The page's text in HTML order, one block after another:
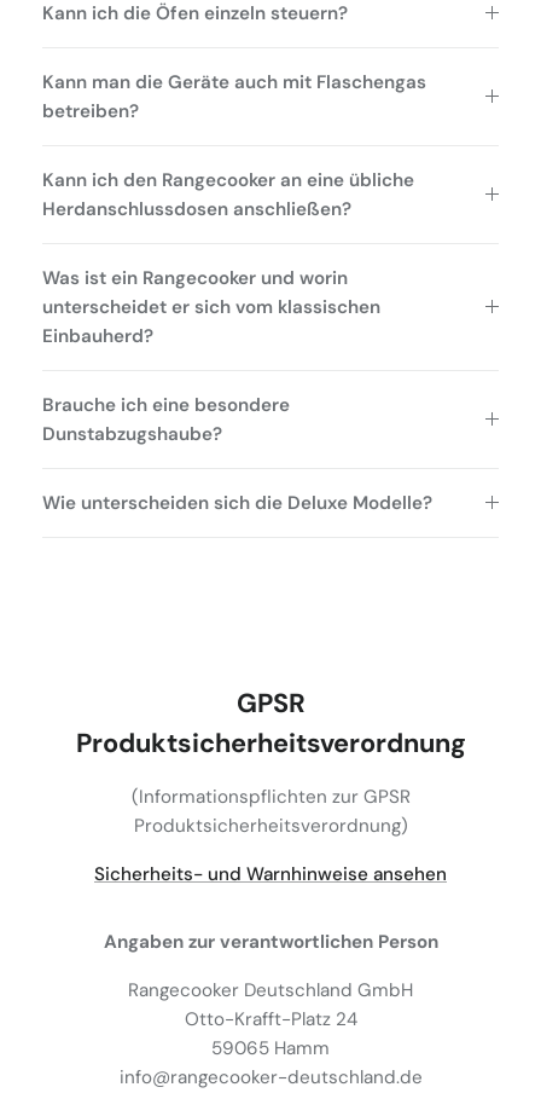
Kann ich die Öfen einzeln steuern?
Kann man die Geräte auch mit Flaschengas
betreiben?
Kann ich den Rangecooker an eine übliche
Herdanschlussdosen anschließen?
Was ist ein Rangecooker und worin
unterscheidet er sich vom klassischen
Einbauherd?
Brauche ich eine besondere
Dunstabzugshaube?
Wie unterscheiden sich die Deluxe Modelle?
GPSR
Produktsicherheitsverordnung
(Informationspflichten zur GPSR
Produktsicherheitsverordnung)
Sicherheits- und Warnhinweise ansehen
Angaben zur verantwortlichen Person
Rangecooker Deutschland GmbH
Otto-Krafft-Platz 24
59065 Hamm
info@rangecooker-deutschland.de